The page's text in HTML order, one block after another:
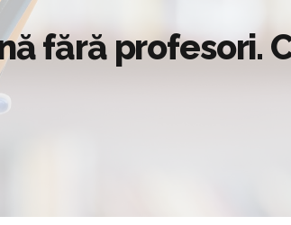
fără profesori.